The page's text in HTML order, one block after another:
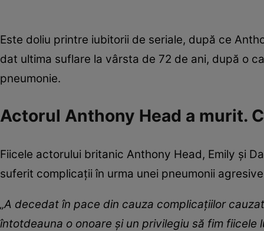
Este doliu printre iubitorii de seriale, după ce
dat ultima suflare la vârsta de 72 de ani, după o
pneumonie.
Actorul Anthony Head a murit.
Fiicele actorului britanic Anthony Head, Emily și
suferit complicații în urma unei pneumonii
„A decedat în pace din cauza complicațiilor
întotdeauna o onoare și un privilegiu să fim